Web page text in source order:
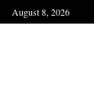
August 8, 2026